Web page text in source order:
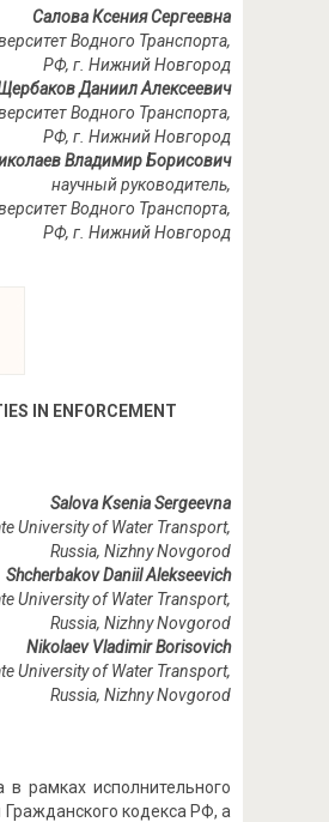
Салова Ксения Сергеевна
Водного Транспорта,
РФ, г. Нижний Новгород
Даниил Алексеевич
Водного Транспорта,
РФ, г. Нижний Новгород
Владимир Борисович
научный руководитель,
Водного Транспорта,
РФ, г. НижнийНовгород
IN ENFORCEMENT
Salova Ksenia Sergeevna
University of Water Transport,
Russia, Nizhny Novgorod
Shcherbakov Daniil Alekseevich
University of Water Transport,
Russia, Nizhny Novgorod
Nikolaev Vladimir Borisovich
University of Water Transport,
Russia, NizhnyNovgorod
рамках исполнительного
кодекса РФ, а